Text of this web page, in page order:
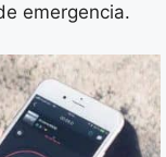
emergencia.